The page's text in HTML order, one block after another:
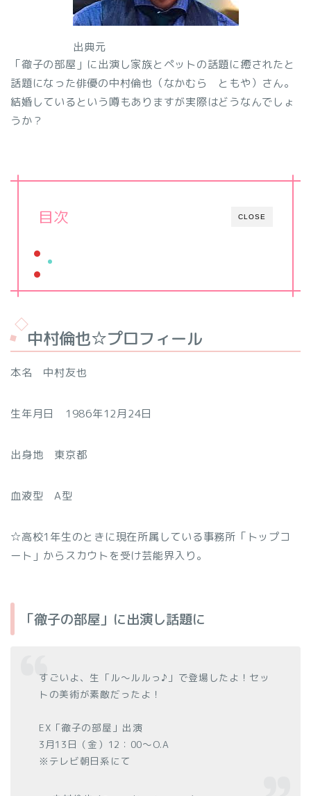
出典元
「徹子の部屋」に出演し家族とペットの話題に癒されたと
話題になった俳優の中村倫也（なかむら ともや）さん。
結婚しているという噂もありますが実際はどうなんでしょ
うか？
CLOSE
目次
中村倫也☆プロフィール
本名 中村友也
生年月日 1986年12月24日
出身地 東京都
血液型 A型
☆高校1年生のときに現在所属している事務所「トップコ
ート」からスカウトを受け芸能界入り。
「徹子の部屋」に出演し話題に
すごいよ、生「ル〜ルルっ♪」で登場したよ！セッ
トの美術が素敵だったよ！
EX「徹子の部屋」出演
3月13日（金）12：00～O.A
※テレビ朝日系にて